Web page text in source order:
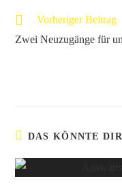
Vorheriger Beitrag
Zwei Neuzugänge für
DAS KÖNNTE